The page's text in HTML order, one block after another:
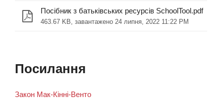
Посібник з батьківських ресурсів SchoolTool.pdf
463.67 KB, завантажено 24 липня, 2022 11:22 PM
Посилання
Закон Мак-Кінні-Венто